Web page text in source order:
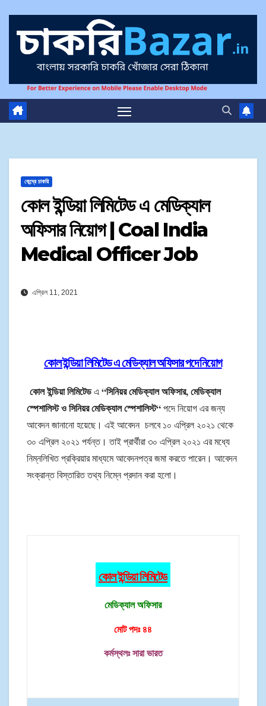
কেন্দ্রে চাকরি
কোল ইন্ডিয়া লিমিটেড এ মেডিক্যাল
অফিসার নিয়োগ | Coal India
Medical Officer Job
এপ্রিল 11, 2021
কোল ইন্ডিয়া লিমিটেড এ মেডিক্যাল অফিসার পদে নিয়োগ
কোল ইন্ডিয়া লিমিটেডএ “সিনিয়র মেডিক্যাল অফিসার, মেডিক্যাল
স্পেশালিস্ট ও সিনিয়র মেডিক্যাল স্পেশালিস্ট“পদে নিয়োগ এর জন্য
আবেদন জানানো হয়েছে। এই আবেদন চলবে ১০ এপ্রিল ২০২১ থেকে
৩০ এপ্রিল ২০২১ পর্যন্ত। তাই প্রার্থীরা ৩০ এপ্রিল ২০২১ এর মধ্যে
নিম্নলিখিত প্রক্রিয়ার মাধ্যমে আবেদনপত্র জমা করতে পারেন। আবেদন
সংক্রান্ত বিস্তারিত তথ্য নিম্নে প্রদান করা হলো।
কোল ইন্ডিয়া লিমিটেড
মেডিক্যাল অফিসার
মোট পদঃ ৪৪
কর্মস্থলঃ সারা ভারত